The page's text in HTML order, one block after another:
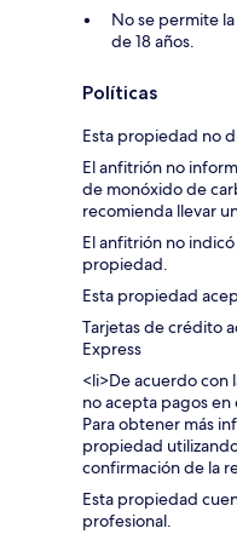
No se permite
de 18 años.
Políticas
Esta propiedad no
El anfitrión no
de monóxido de
recomienda llevar
El anfitrión no
propiedad.
Esta propiedad
Tarjetas de crédito
Express
<li>De acuerdo con
no acepta pagos en
Para obtener más
propiedad
confirmación de la
Esta propiedad
profesional.